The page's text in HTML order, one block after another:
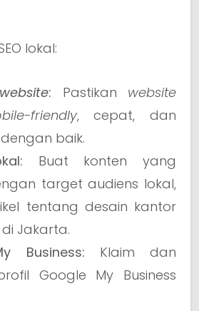
lokal:
website: Pastikan website
friendly, cepat, dan
baik.
Buat konten yang
target audiens lokal,
tentang desain kantor
Jakarta.
Business: Klaim dan
Google My Business